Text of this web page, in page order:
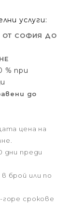
услуги:
ОТ СОФИЯ ДО
% при
до
цена на
дни преди
брой или по
горе срокове